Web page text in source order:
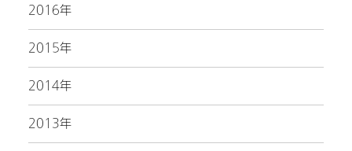
2016年
2015年
2014年
2013年